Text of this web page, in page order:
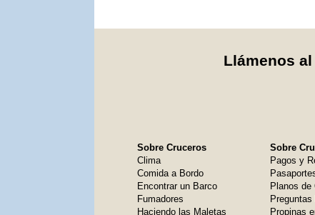
Llámenos al
Sobre Cruceros
Clima
Comida a Bordo
Encontrar un Barco
Fumadores
Haciendo las Maletas
Sobre
Pagos y
Planos de
Propinas